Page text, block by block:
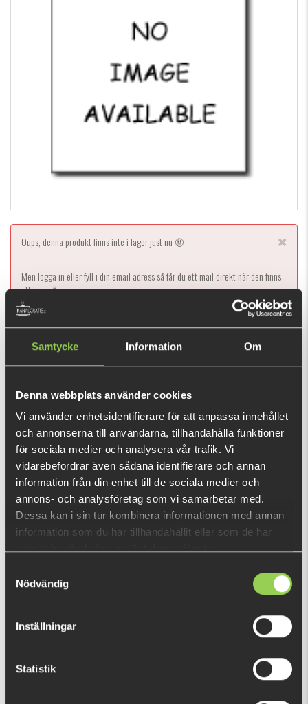
Samtycke Information Om
Denna webbplats använder cookies
Vi använder enhetsidentifierare för att anpassa innehållet
och annonserna till användarna, tillhandahålla funktioner
för sociala medier och analysera vår trafik. Vi
vidarebefordrar även sådana identifierare och annan
information från din enhet till de sociala medier och
annons- och analysföretag som vi samarbetar med.
Dessa kan i sin tur kombinera informationen med annan
information som du har tillhandahållit eller som de har
Nödvändig
Inställningar
Statistik
Oups, denna produkt finns inte i lager just nu 🤨
Men logga in eller fyll i din email adress så får du ett mail direkt när den finns
att köpa 🥳
Ej i lager
139 kr
Den här produkten ger dig 278 fishcoins
nu!
Vad är detta?
DU TITTADE NYLIGEN PÅ
Ej i lager